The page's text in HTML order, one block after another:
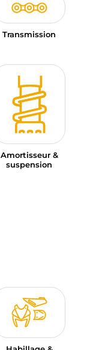
Transmission
Amortisseur &
suspension